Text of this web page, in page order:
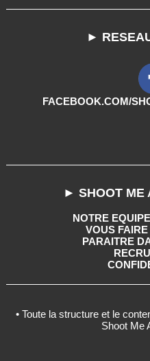
►
FACEBOOK.COM/
► SHOOT ME
NOTRE
VOUS
PARAITRE
• Toute la structure et le
Shoot Me